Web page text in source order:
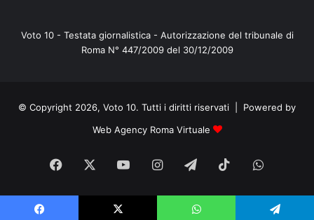
Voto 10 - Testata giornalistica - Autorizzazione del tribunale di
Roma N° 447/2009 del 30/12/2009
© Copyright 2026, Voto 10. Tutti i diritti riservati | Powered by
Web Agency Roma Virtuale
Facebook You
Tube
Instagram
TelegramTikTok